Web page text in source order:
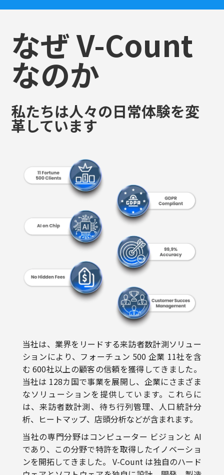
なぜ V-Count
なのか
私たちは人々の日常体験を変
革しています
当社は、業界をリードする来訪者数計測ソリュー
む 600社以上の顧客の信頼を獲得してきました。
当社は 128カ国で事業を展開し、企業にさまざま
なソリューションを提供しています。これらに
は、来訪者数計測、待ち行列管理、人口統計分
析、ヒートマップ、店頭分析などが含まれます。
当社の専門分野はコンピューター ビジョンと AI
であり、この分野で特許を取得したイノベーショ
ンを開拓してきました。 V-Count は独自のハード
ウェアとソフトウェアを独自に設計、開発、製造
しています。